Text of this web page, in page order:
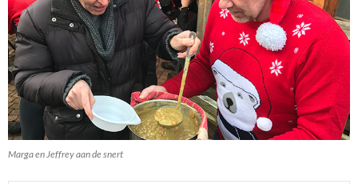
Marga en Jeffrey aan de snert